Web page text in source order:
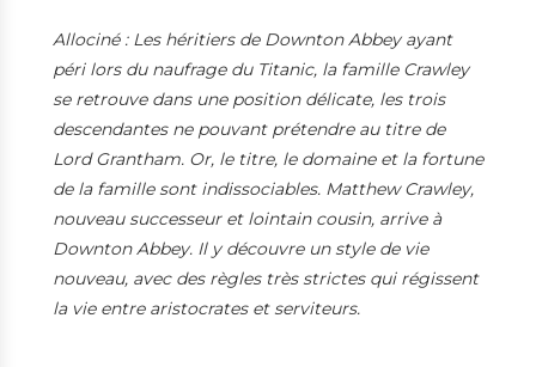
Allociné : Les héritiers de Downton Abbey ayant
péri lors du naufrage du Titanic, la famille Crawley
se retrouve dans une position délicate, les trois
descendantes ne pouvant prétendre au titre de
Lord Grantham. Or, le titre, le domaine et la fortune
de la famille sont indissociables. Matthew Crawley,
nouveau successeur et lointain cousin, arrive à
Downton Abbey. Il y découvre un style de vie
nouveau, avec des règles très strictes qui régissent
la vie entre aristocrates et serviteurs.